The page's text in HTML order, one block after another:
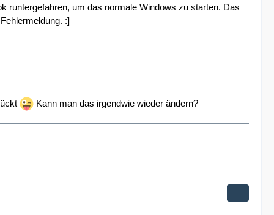
runtergefahren, um das normale Windows zu starten. Das
:]
Kann man das irgendwie wieder ändern?